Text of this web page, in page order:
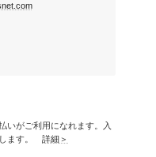
いがご利用になれます。入
ます。 詳細＞